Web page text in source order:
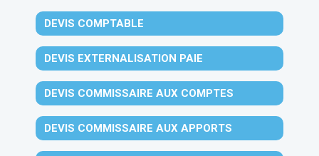
DEVIS COMPTABLE
DEVIS EXTERNALISATION PAIE
DEVIS COMMISSAIRE AUX COMPTES
DEVIS COMMISSAIRE AUX APPORTS